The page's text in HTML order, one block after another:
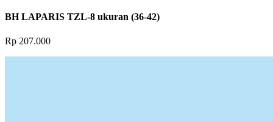
BH LAPARIS TZL-8 ukuran (36-42)
Rp 207.000